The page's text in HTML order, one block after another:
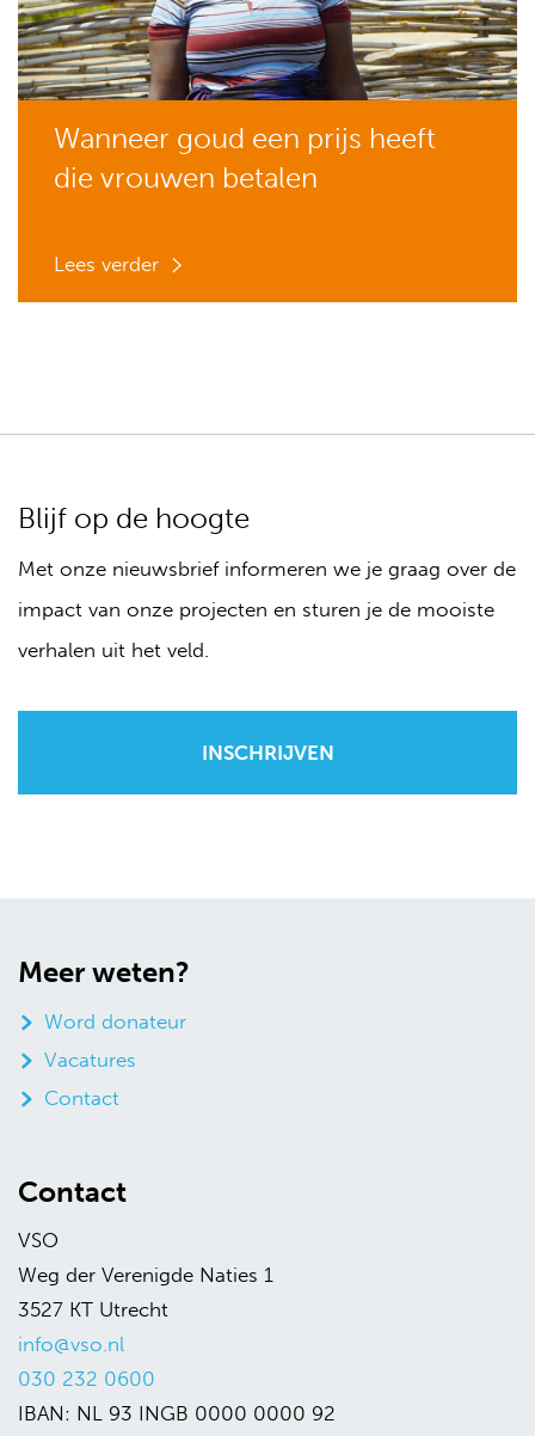
Wanneer goud een prijs heeft
die vrouwen betalen
Lees verder
Blijf op de hoogte
Met onze nieuwsbrief informeren we je graag over de
impact van onze projecten en sturen je de mooiste
verhalen uit het veld.
Meer weten?
Word donateur
Vacatures
Contact
Contact
VSO
Weg der Verenigde Naties 1
3527 KT Utrecht
info@vso.nl
030 232 0600
IBAN: NL 93 INGB 0000 0000 92